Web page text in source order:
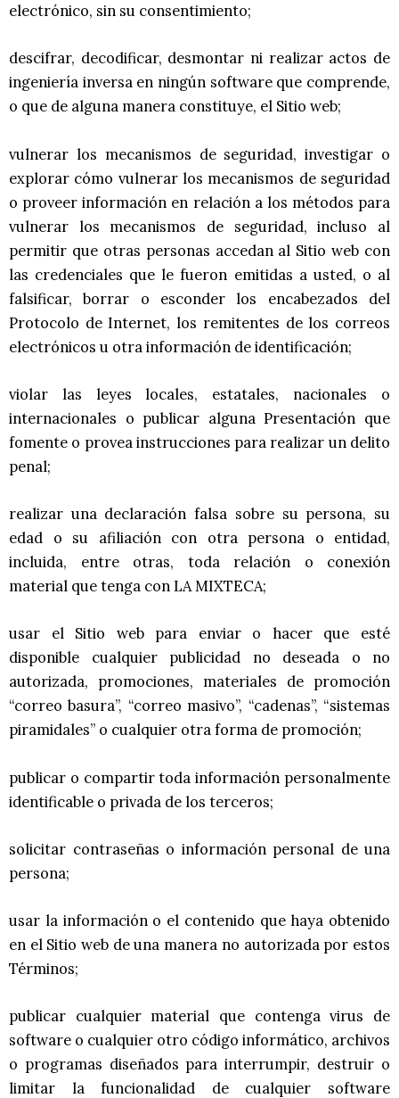
electrónico, sin su consentimiento;
descifrar, decodificar, desmontar ni realizar actos de
ingeniería inversa en ningún software que comprende,
o que de alguna manera constituye, el Sitio web;
vulnerar los mecanismos de seguridad, investigar o
explorar cómo vulnerar los mecanismos de seguridad
o proveer información en relación a los métodos para
vulnerar los mecanismos de seguridad, incluso al
permitir que otras personas accedan al Sitio web con
las credenciales que le fueron emitidas a usted, o al
falsificar, borrar o esconder los encabezados del
Protocolo de Internet, los remitentes de los correos
electrónicos u otra información de identificación;
violar las leyes locales, estatales, nacionales o
internacionales o publicar alguna Presentación que
fomente o provea instrucciones para realizar un delito
penal;
realizar una declaración falsa sobre su persona, su
edad o su afiliación con otra persona o entidad,
incluida, entre otras, toda relación o conexión
material que tenga con LA MIXTECA;
usar el Sitio web para enviar o hacer que esté
disponible cualquier publicidad no deseada o no
autorizada, promociones, materiales de promoción
“correo basura”, “correo masivo”, “cadenas”, “sistemas
piramidales” o cualquier otra forma de promoción;
publicar o compartir toda información personalmente
identificable o privada de los terceros;
solicitar contraseñas o información personal de una
persona;
usar la información o el contenido que haya obtenido
en el Sitio web de una manera no autorizada por estos
Términos;
publicar cualquier material que contenga virus de
software o cualquier otro código informático, archivos
o programas diseñados para interrumpir, destruir o
limitar la funcionalidad de cualquier software